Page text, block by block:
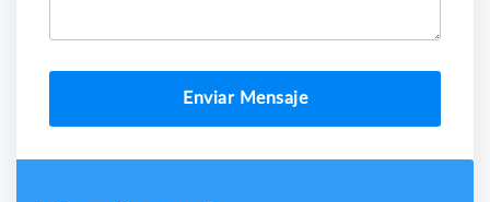
Enviar Mensaje